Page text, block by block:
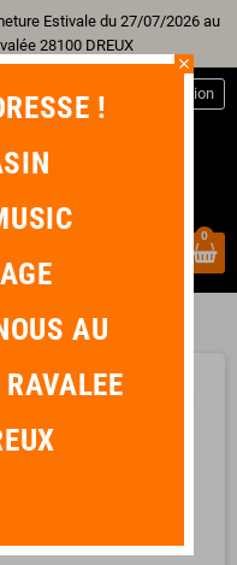
Estivale du 27/07/2026 au
28100 DREUX
Connexion
0
close
!
AU